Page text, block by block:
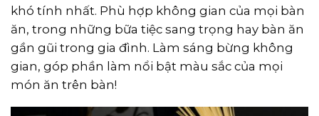
khó tính nhất. Phù hợp không gian của mọi bàn
ăn, trong những bữa tiệc sang trọng hay bàn ăn
gần gũi trong gia đình. Làm sáng bừng không
gian, góp phần làm nổi bật màu sắc của mọi
món ăn trên bàn!